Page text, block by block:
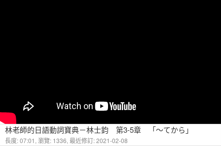
林老師的日語動詞寶典－林士鈞 第3-5章 「～てから」
長度: 07:01, 瀏覽: 1336, 最近修訂: 2021-02-08